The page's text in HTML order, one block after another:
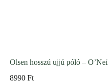
Olsen hosszú ujjú póló –
8990 Ft